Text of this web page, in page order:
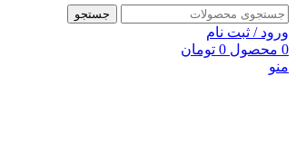
جستجو
ورود / ثبت نام
0 محصول 0 تومان
منو